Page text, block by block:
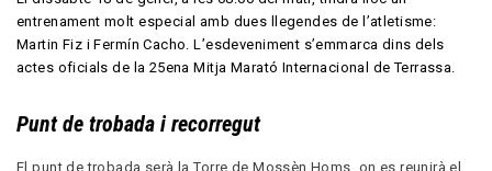
entrenament molt especial amb dues llegendes de l’atletisme:
Martin Fiz i Fermín Cacho. L’esdeveniment s’emmarca dins dels
actes oficials de la 25ena Mitja Marató Internacional de Terrassa.
Punt de trobada i recorregut
El punt de trobada serà la Torre de Mossèn Homs, on es reunirà el